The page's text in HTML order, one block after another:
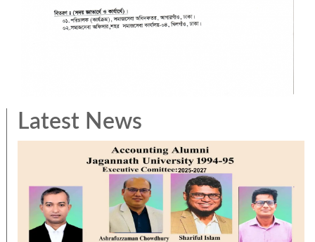
Latest News